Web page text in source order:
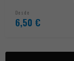
Desde
6,50 €